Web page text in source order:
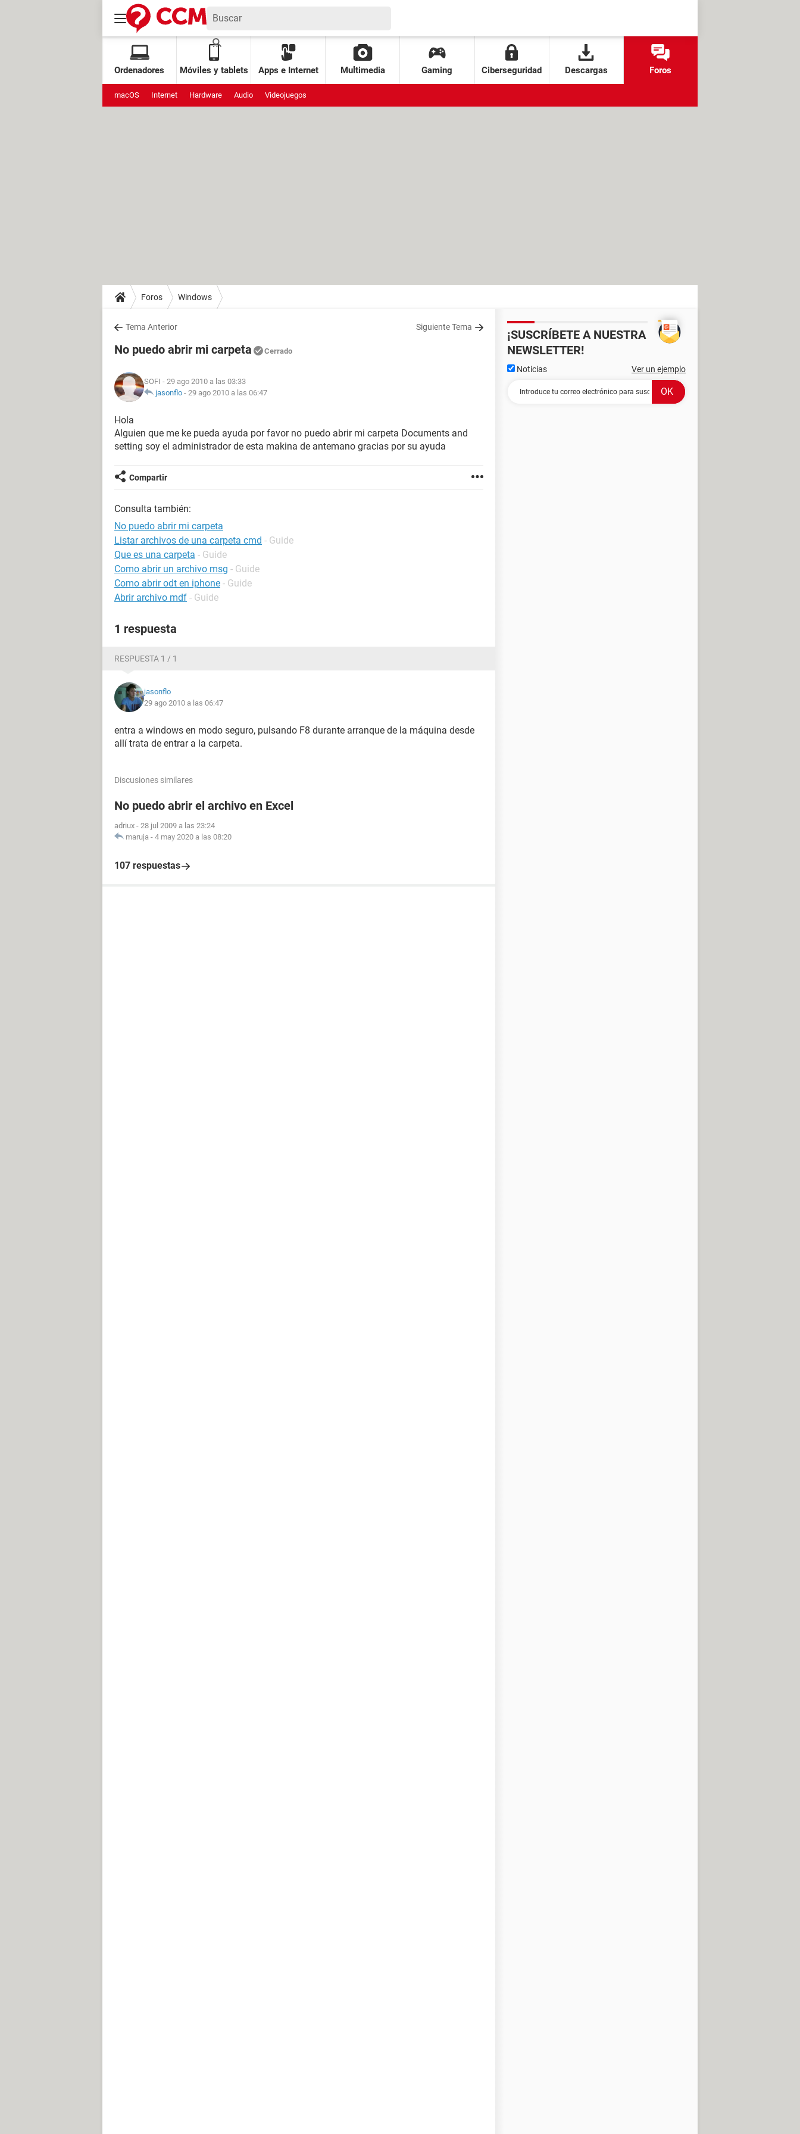
Ordenadores Móviles y tablets Apps e Internet Multimedia Gaming Ciberseguridad Descargas Foros
macOS Internet Hardware Audio Videojuegos
Foros Windows
Tema Anterior Siguiente Tema
No puedo abrir mi carpeta Cerrado
SOFI - 29 ago 2010 a las 03:33
jasonflo - 29 ago 2010 a las 06:47
Hola
Alguien que me ke pueda ayuda por favor no puedo abrir mi carpeta Documents and
setting soy el administrador de esta makina de antemano gracias por su ayuda
Compartir
Consulta también:
No puedo abrir mi carpeta
Listar archivos de una carpeta cmd - Guide
Que es una carpeta - Guide
Como abrir un archivo msg - Guide
Como abrir odt en iphone - Guide
Abrir archivo mdf - Guide
1 respuesta
RESPUESTA 1 / 1
jasonflo
29 ago 2010 a las 06:47
entra a windows en modo seguro, pulsando F8 durante arranque de la máquina desde
allí trata de entrar a la carpeta.
Discusiones similares
No puedo abrir el archivo en Excel
adriux - 28 jul 2009 a las 23:24
maruja - 4 may 2020 a las 08:20
107 respuestas
¡SUSCRÍBETE A NUESTRA
NEWSLETTER!
Noticias Ver un ejemplo